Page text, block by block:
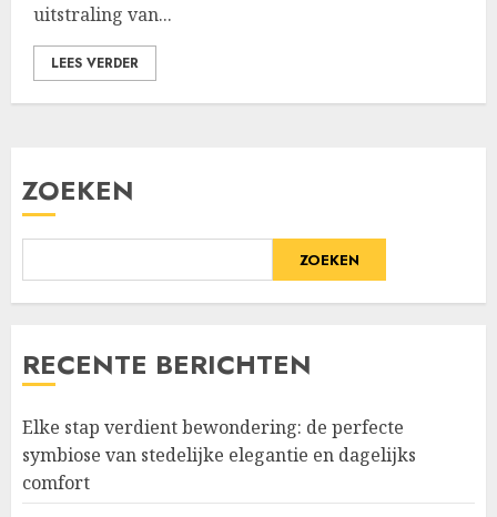
uitstraling van...
LEES VERDER
ZOEKEN
ZOEKEN
RECENTE BERICHTEN
Elke stap verdient bewondering: de perfecte
symbiose van stedelijke elegantie en dagelijks
comfort